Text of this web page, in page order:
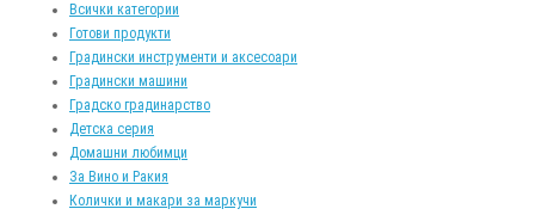
Всички категории
Готови продукти
Градински инструменти и аксесоари
Градински машини
Градско градинарство
Детска серия
Домашни любимци
За Вино и Ракия
Колички и макари за маркучи